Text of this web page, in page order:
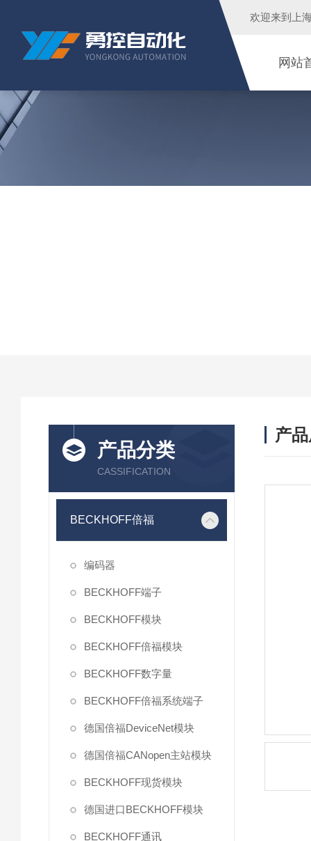
欢迎来到 上
网站
产品分类
CASSIFICATION
BECKHOFF倍福
编码器
BECKHOFF端子
BECKHOFF模块
BECKHOFF倍福模块
BECKHOFF数字量
BECKHOFF倍福系统端子
德国倍福DeviceNet模块
德国倍福CANopen主站模块
BECKHOFF现货模块
德国进口BECKHOFF模块
BECKHOFF通讯
产